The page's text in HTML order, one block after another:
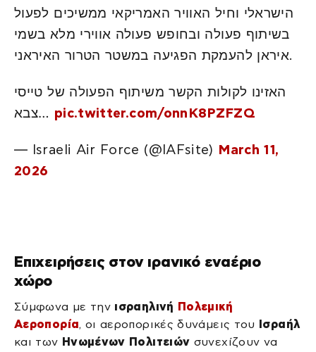
הישראלי וחיל האוויר האמריקאי ממשיכים לפעול
בשיתוף פעולה ובחופש פעולה אווירי מלא בשמי
איראן להעמקת הפגיעה במשטר הטרור האיראני.
האזינו לקולות הקשר משיתוף הפעולה של טייסי
צבא… pic.twitter.com/onnK8PZFZQ
— Israeli Air Force (@IAFsite) March 11,
2026
Επιχειρήσεις στον ιρανικό εναέριο
χώρο
Σύμφωνα με την ισραηλινή Πολεμική
Αεροπορία, οι αεροπορικές δυνάμεις του
Ισραήλ
και των Ηνωμένων Πολιτειών συνεχίζουν να